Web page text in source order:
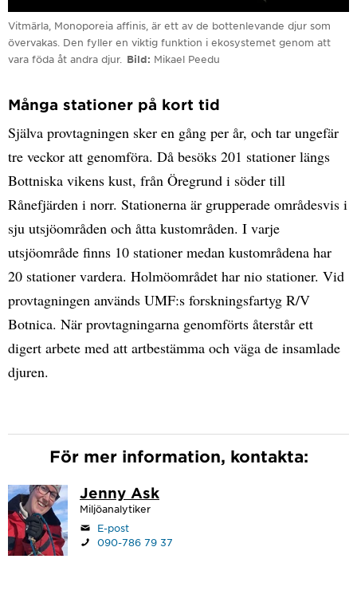
Vitmärla, Monoporeia affinis, är ett av de bottenlevande djur som
övervakas. Den fyller en viktig funktion i ekosystemet genom att
vara föda åt andra djur. Bild Mikael Peedu
Många stationer på kort tid
Själva provtagningen sker en gång per år, och tar ungefär
tre veckor att genomföra. Då besöks 201 stationer längs
Bottniska vikens kust, från Öregrund i söder till
Rånefjärden i norr. Stationerna är grupperade områdesvis i
sju utsjöområden och åtta kustområden. I varje
utsjöområde finns 10 stationer medan kustområdena har
20 stationer vardera. Holmöområdet har nio stationer. Vid
provtagningen används UMF:s forskningsfartyg R/V
Botnica. När provtagningarna genomförts återstår ett
digert arbete med att artbestämma och väga de insamlade
djuren.
För mer information, kontakta:
Jenny Ask
Miljöanalytiker
E-post
090-786 79 37